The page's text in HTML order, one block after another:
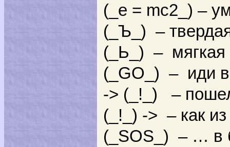
(_e = mc2_) –
(_Ъ_) –
(_Ь_) – мягкая
(_GO_) – иди
-> (_!_) –
(_!_) -> – как
(_SOS_) – … в